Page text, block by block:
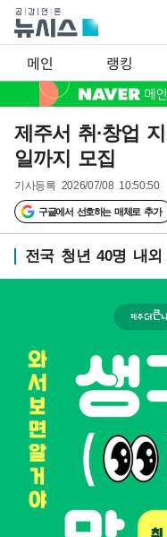
메인 랭킹
제주서 취·창업
일까지 모집
기사등록 2026/07/08 10:50:50
구글에서 선호하는 매체로 추가
전국 청년 40명 내